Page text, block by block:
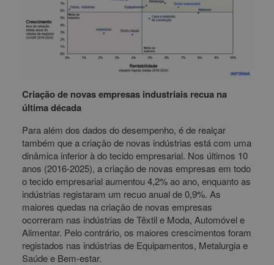
Criação de novas empresas industriais recua na
última década
Para além dos dados do desempenho, é de realçar
também que a criação de novas indústrias está com uma
dinâmica inferior à do tecido empresarial. Nos últimos 10
anos (2016-2025), a criação de novas empresas em todo
o tecido empresarial aumentou 4,2% ao ano, enquanto as
indústrias registaram um recuo anual de 0,9%. As
maiores quedas na criação de novas empresas
ocorreram nas indústrias de Têxtil e Moda, Automóvel e
Alimentar. Pelo contrário, os maiores crescimentos foram
registados nas indústrias de Equipamentos, Metalurgia e
Saúde e Bem-estar.